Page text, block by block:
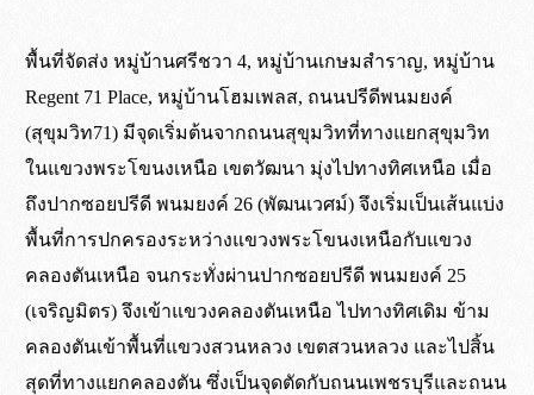
เป็นล้อยางตันธรรมชาติ เนื้อเดียวกันทั้งชิ้น
ยาง
ไม่ใช่ล้อฉีดโฟมด้านใน
เขต กทม. ปริมณฑล และจังหวัดใกล้เคียง
จัดส่งด้วยรถทางร้าน
ต่างจังหวัด ส่งผ่าน บ.ขนส่งสินค้าหีบห่อ ต้นทาง
รองเมือง และ พุทธมณฑล ( ค่าระวางจัดส่งสินค้าเก็บ
ที่ปลายทาง )
ดูเพิ่มเติมการจัดส่ง
เขต กทม. และปริมณฑล จัดส่งถึงหน้างาน
ภายใน 5 ชั่วโมง*
สำหรับคำสั่งซื้อที่เสร็จสิ้นภาย ในเวลา 10:00 น.
ต่างจังหวัด ส่งผ่าน บ.ขนส่ง ขึ้นอยู่กับขนส่ง
ที่ใช้*
รถทางร้านไปส่งที่ต้นทาง รองเมือง พุทธมณฑล
ไม่ต้องรอแชทอีกต่อไป สั่งซื้อผ่านระบบ
ร้านค้าออนไลน์ ได้ตลอด 24 ชั่วโมง
*สั่งซื้อผ่านระบบเว็บไซท์ มีจำนวนขั้นต่ำ 3,000 บาท
ในการสั่งซื้อ
สั่งซื้อผ่านระบบร้านค้า
พื้นที่จัดส่ง หมู่บ้านศรีชวา 4, หมู่บ้านเกษมสำราญ, หมู่บ้าน
Regent 71 Place, หมู่บ้านโฮมเพลส, ถนนปรีดีพนมยงค์
(สุขุมวิท71) มีจุดเริ่มต้นจากถนนสุขุมวิทที่ทางแยกสุขุมวิท
ในแขวงพระโขนงเหนือ เขตวัฒนา มุ่งไปทางทิศเหนือ เมื่อ
ถึงปากซอยปรีดี พนมยงค์ 26 (พัฒนเวศม์) จึงเริ่มเป็นเส้นแบ่ง
พื้นที่การปกครองระหว่างแขวงพระโขนงเหนือกับแขวง
คลองตันเหนือ จนกระทั่งผ่านปากซอยปรีดี พนมยงค์ 25
(เจริญมิตร) จึงเข้าแขวงคลองตันเหนือ ไปทางทิศเดิม ข้าม
คลองตันเข้าพื้นที่แขวงสวนหลวง เขตสวนหลวง และไปสิ้น
สุดที่ทางแยกคลองตัน ซึ่งเป็นจุดตัดกับถนนเพชรบุรีและถนน